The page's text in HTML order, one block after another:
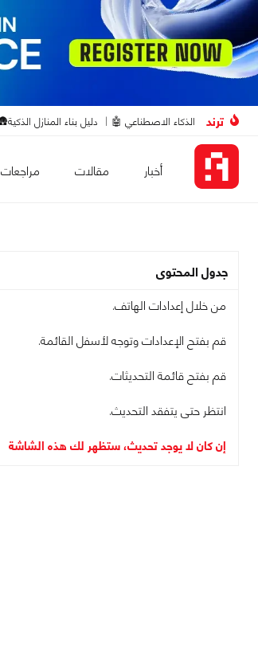
ترند الذكاء الاصطناعي 🤖 دليل بناء المنازل الذكية🛖
أخبار مقالات مراجعات
جدول المحتوى
من خلال إعدادات الهاتف.
قم بفتح الإعدادات وتوجه لأسفل القائمة.
قم بفتح قائمة التحديثات.
انتظر حتى يتفقد التحديث.
إن كان لا يوجد تحديث، ستظهر لك هذه الشاشة